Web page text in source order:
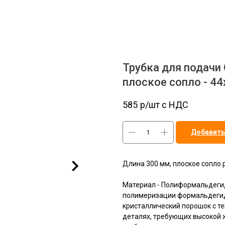
Трубка для
плоское сопло -
585 р/шт c НДС
Длина 300 мм, плоское сопло
Материал -
полимеризации
кристаллический порошок с
деталях, требующих высокой